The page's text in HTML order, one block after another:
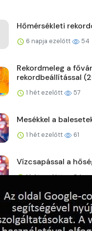
Hőmérsékleti
6 napja ezelőtt 54
Rekordmeleg a
rekordbeállítással
1 hét ezelőtt 57
Mesékkel a
1 hét ezelőtt 61
Vízcsapással a
1 hét ezelőtt 54
2026. júliusi
helyzetkép termés...
1 hét ezelőtt 64